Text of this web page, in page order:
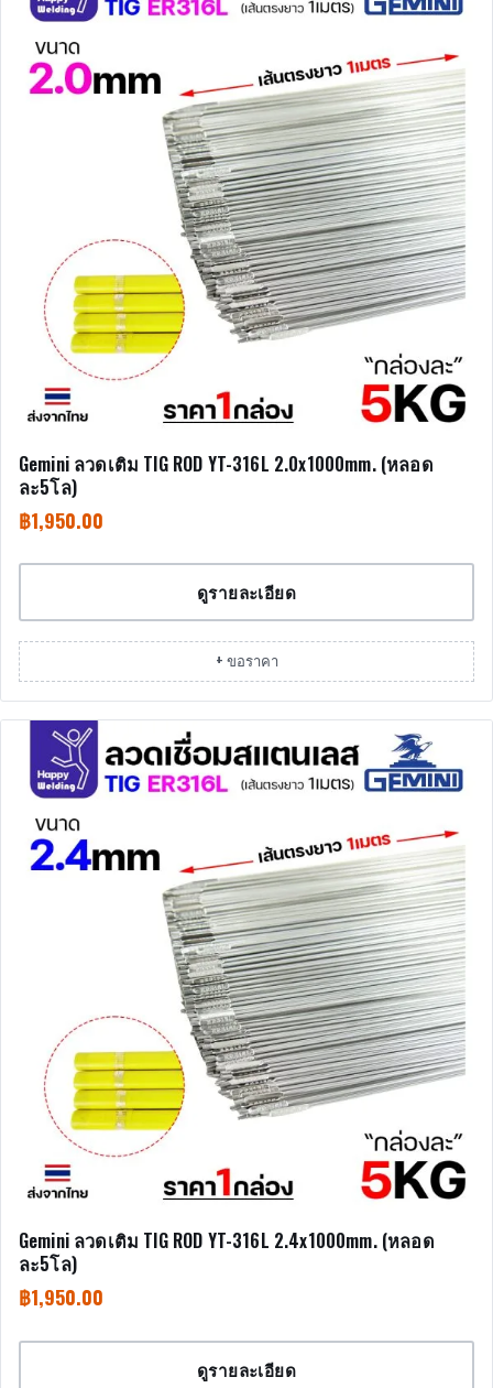
Gemini ลวดเติม TIG ROD YT-316L 2.0x1000mm. (หลอด
ละ5โล)
฿1,950.00
ดูรายละเอียด
+ ขอราคา
Gemini ลวดเติม TIG ROD YT-316L 2.4x1000mm. (หลอด
ละ5โล)
฿1,950.00
ดูรายละเอียด